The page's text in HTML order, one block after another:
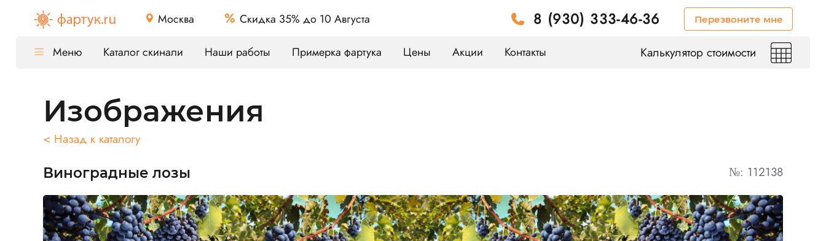
Москва Скидка 35% до 10 Августа 8 (930) 333-46-36 Перезвоните мне
Меню Каталог скинали Наши работы Примерка фартука Цены Акции Контакты Калькулятор стоимости
Изображения
< Назад к каталогу
Виноградные лозы №: 112138